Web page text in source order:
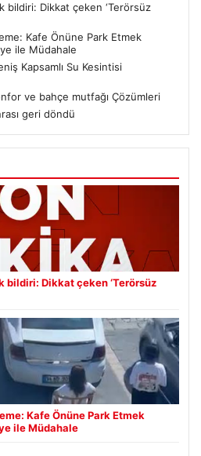
bildiri: Dikkat çeken ‘Terörsüz
Kafe Önüne Park Etmek
ile Müdahale
Kapsamlı Su Kesintisi
ve bahçe mutfağı Çözümleri
geri döndü
bildiri: Dikkat çeken ‘Terörsüz
Kafe Önüne Park Etmek
ile Müdahale